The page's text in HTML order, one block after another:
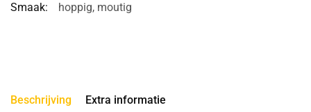
Smaak:
hoppig, moutig
Beschrijving Extra informatie